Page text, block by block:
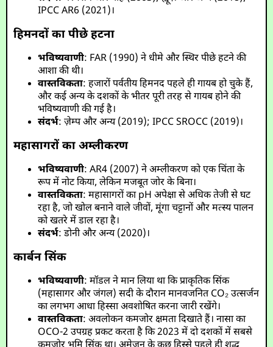
IPCC AR6 (2021)।
हिमनदों का पीछे हटना
भविष्यवाणी: FAR (1990) ने धीमे और स्थिर पीछे हटने की
आशा की थी।
वास्तविकता: हजारों पर्वतीय हिमनद पहले ही गायब हो चुके हैं,
और कई अन्य के दशकों के भीतर पूरी तरह से गायब होने की
भविष्यवाणी की गई है।
संदर्भ: ज़ेम्प और अन्य (2019); IPCC SROCC (2019)।
महासागरों का अम्लीकरण
भविष्यवाणी: AR4 (2007) ने अम्लीकरण को एक चिंता के
रूप में नोट किया, लेकिन मजबूत जोर के बिना।
वास्तविकता: महासागरों का pH अपेक्षा से अधिक तेजी से घट
रहा है, जो खोल बनाने वाले जीवों, मूंगा चट्टानों और मत्स्य पालन
को खतरे में डाल रहा है।
संदर्भ: डोनी और अन्य (2020)।
कार्बन सिंक
भविष्यवाणी: मॉडल ने मान लिया था कि प्राकृतिक सिंक
(महासागर और जंगल) सदी के दौरान मानवजनित CO₂ उत्सर्जन
का लगभग आधा हिस्सा अवशोषित करना जारी रखेंगे।
वास्तविकता: अवलोकन कमजोर क्षमता दिखाते हैं। नासा का
OCO-2 उपग्रह प्रकट करता है कि 2023 में दो दशकों में सबसे